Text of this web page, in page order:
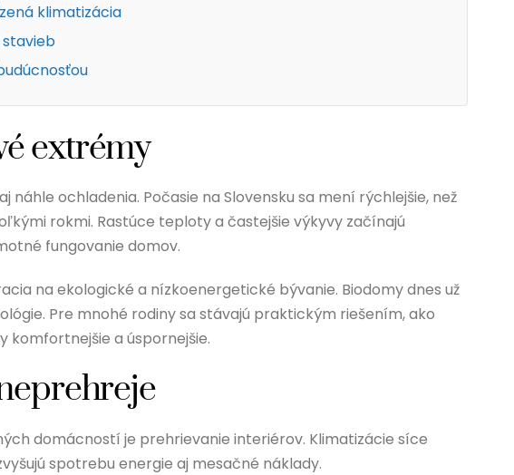
klimatizácia
extrémy
ochladenia. Počasie na Slovensku sa mení rýchlejšie, než
rokmi. Rastúce teploty a častejšie výkyvy začínajú
fungovanie domov.
na ekologické a nízkoenergetické bývanie. Biodomy dnes už
Pre mnohé rodiny sa stávajú praktickým riešením, ako
komfortnejšie a úspornejšie.
domácností je prehrievanie interiérov. Klimatizácie síce
spotrebu energie aj mesačné náklady.